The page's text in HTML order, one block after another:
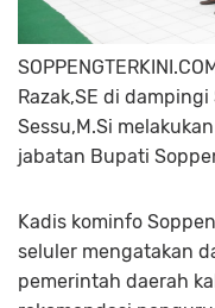
Razak,SE di dampingi
Sessu,M.Si
jabatan Bupati
Kadis kominfo
seluler mengatakan
pemerintah daerah